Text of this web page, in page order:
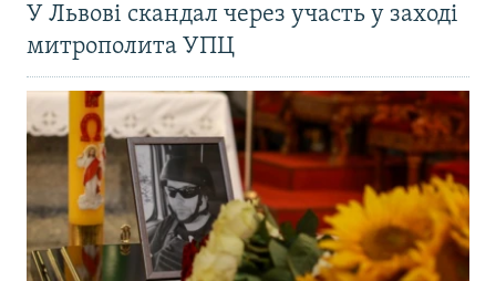
У Львові скандал через участь у заході
митрополита УПЦ